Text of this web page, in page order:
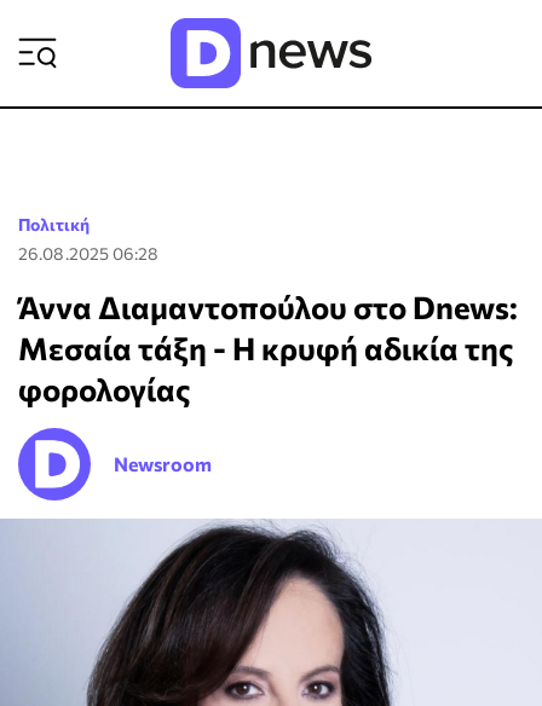
Πολιτική
26.08.2025 06:28
Άννα Διαμαντοπούλου στο Dnews:
Μεσαία τάξη - Η κρυφή αδικία της
φορολογίας
Newsroom